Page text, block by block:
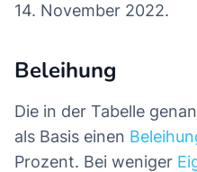
14. November 2022.
Beleihung
Die in der Tabelle
als Basis einen
Prozent. Bei weniger